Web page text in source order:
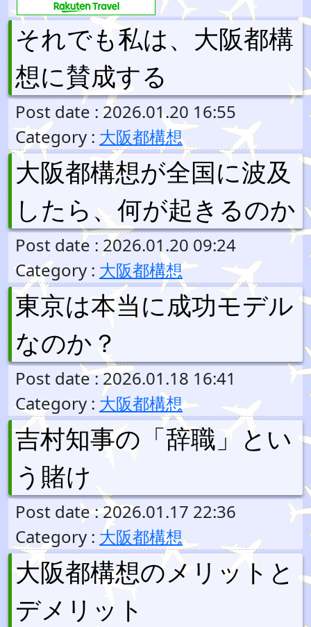
それでも私は、大阪都構
想に賛成する
Post date : 2026.01.20 16:55
Category : 大阪都構想
大阪都構想が全国に波及
したら、何が起きるのか
Post date : 2026.01.20 09:24
Category : 大阪都構想
東京は本当に成功モデル
なのか？
Post date : 2026.01.18 16:41
Category : 大阪都構想
吉村知事の「辞職」とい
う賭け
Post date : 2026.01.17 22:36
Category : 大阪都構想
大阪都構想のメリットと
デメリット